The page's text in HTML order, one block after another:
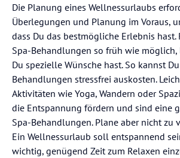
Die Planung eines Wellnessurlaubs
Überlegungen und Planung im Voraus,
dass Du das bestmögliche Erlebnis hast.
Spa-Behandlungen so früh wie möglich,
Du spezielle Wünsche hast. So kannst
Behandlungen stressfrei auskosten.
Aktivitäten wie Yoga, Wandern oder
die Entspannung fördern und sind eine
Spa-Behandlungen. Plane aber nicht zu
Ein Wellnessurlaub soll entspannend
wichtig, genügend Zeit zum Relaxen